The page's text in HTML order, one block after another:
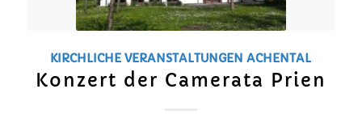
KIRCHLICHE VERANSTALTUNGEN ACHENTAL
Konzert der Camerata Prien